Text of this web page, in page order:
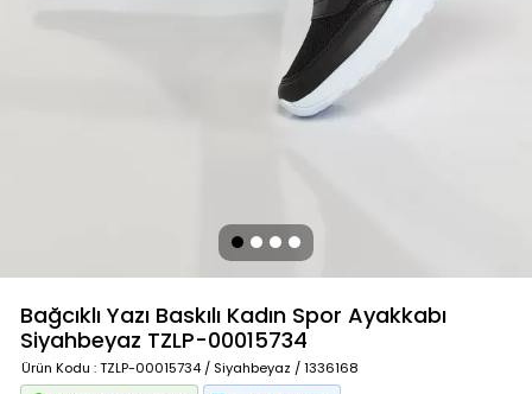
Bağcıklı Yazı Baskılı Kadın Spor Ayakkabı
Siyahbeyaz TZLP-00015734
Ürün Kodu : TZLP-00015734 / Siyahbeyaz / 1336168